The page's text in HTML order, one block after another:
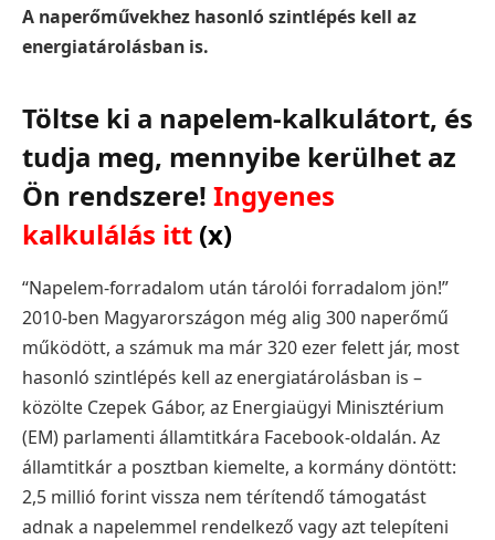
A naperőművekhez hasonló szintlépés kell az
energiatárolásban is.
Töltse ki a napelem-kalkulátort, és
tudja meg, mennyibe kerülhet az
Ön rendszere! Ingyenes
kalkulálás itt (x)
“Napelem-forradalom után tárolói forradalom jön!”
2010-ben Magyarországon még alig 300 naperőmű
működött, a számuk ma már 320 ezer felett jár, most
hasonló szintlépés kell az energiatárolásban is –
közölte Czepek Gábor, az Energiaügyi Minisztérium
(EM) parlamenti államtitkára Facebook-oldalán. Az
államtitkár a posztban kiemelte, a kormány döntött:
2,5 millió forint vissza nem térítendő támogatást
adnak a napelemmel rendelkező vagy azt telepíteni